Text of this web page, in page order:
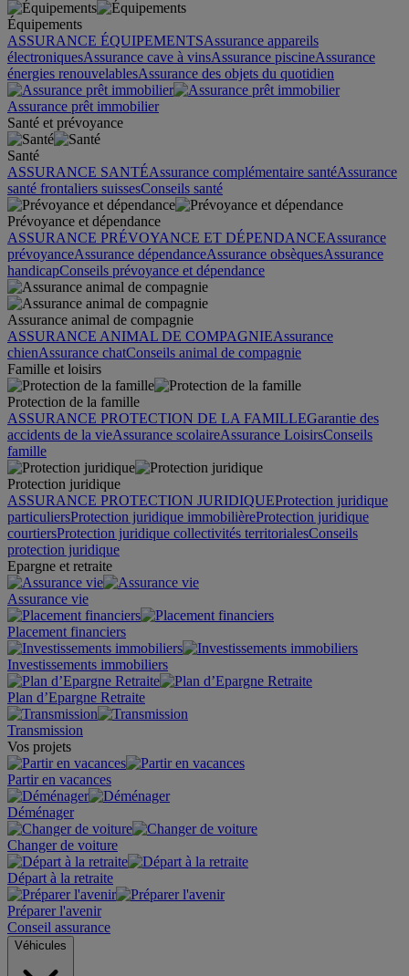
Équipements
ASSURANCE ÉQUIPEMENTSAssurance appareils
électroniquesAssurance cave à vinsAssurance piscineAssurance
énergies renouvelablesAssurance des objets du quotidien
Assurance prêt immobilier
Santé et prévoyance
Santé
ASSURANCE SANTÉAssurance complémentaire santéAssurance
santé frontaliers suissesConseils santé
Prévoyance et dépendance
ASSURANCE PRÉVOYANCE ET DÉPENDANCEAssurance
prévoyanceAssurance dépendanceAssurance obsèquesAssurance
handicapConseils prévoyance et dépendance
Assurance animal de compagnie
ASSURANCE ANIMAL DE COMPAGNIEAssurance
chienAssurance chatConseils animal de compagnie
Famille et loisirs
Protection de la famille
ASSURANCE PROTECTION DE LA FAMILLEGarantie des
accidents de la vieAssurance scolaireAssurance LoisirsConseils
famille
Protection juridique
ASSURANCE PROTECTION JURIDIQUEProtection juridique
particuliersProtection juridique immobilièreProtection juridique
courtiersProtection juridique collectivités territorialesConseils
protection juridique
Epargne et retraite
Assurance vie
Placement financiers
Investissements immobiliers
Plan d’Epargne Retraite
Transmission
Vos projets
Partir en vacances
Déménager
Changer de voiture
Départ à la retraite
Préparer l'avenir
Conseil assurance
Véhicules